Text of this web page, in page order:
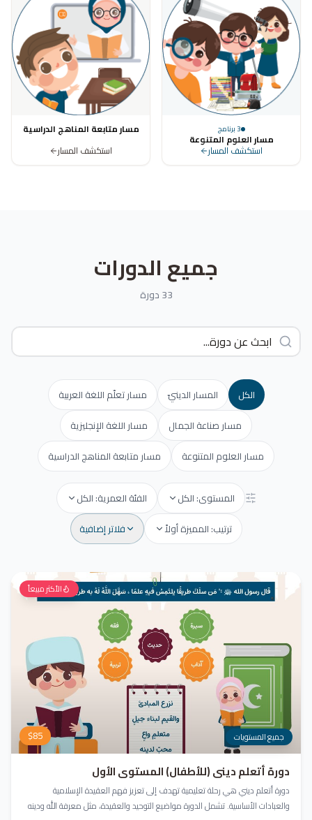
3برنامج
مسار العلوم المتنوعة
استكشف المسار
مسار متابعة المناهج الدراسية
استكشف المسار
جميع الدورات
33 دورة
الكل المسار الدينيّ
مسار تعلّم اللغة العربية
مسار صناعة الجمال
مسار اللغة الإنجليزية
مسار العلوم المتنوعة
مسار متابعة المناهج الدراسية
المستوى: الكل
الفئة العمرية: الكل
ترتيب: المميزة أولاً
فلاتر إضافية
الأكثر مبيعاً
جميع المستويات $85
دورة أتعلم ديني (للأطفال) المستوى الأول
دورة أتعلم ديني هي رحلة تعليمية تهدف إلى تعزيز فهم العقيدة الإسلامية
والعبادات الأساسية. تشمل الدورة مواضيع التوحيد والعقيدة، مثل معرفة الله ودينه